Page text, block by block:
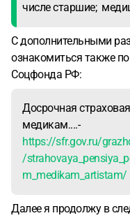
числе старшие;
С дополнительными
ознакомиться также
Соцфонда РФ:
Досрочная
медикам....-
https://sfr.gov.ru/
/
m_medikam_artistam/
Далее я продолжу в